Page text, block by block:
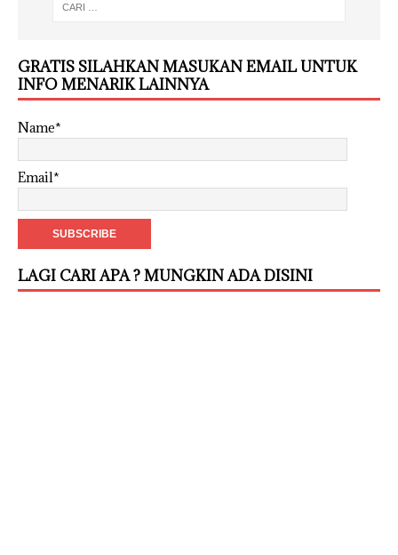
GRATIS SILAHKAN MASUKAN EMAIL UNTUK
INFO MENARIK LAINNYA
Name*
Email*
LAGI CARI APA ? MUNGKIN ADA DISINI